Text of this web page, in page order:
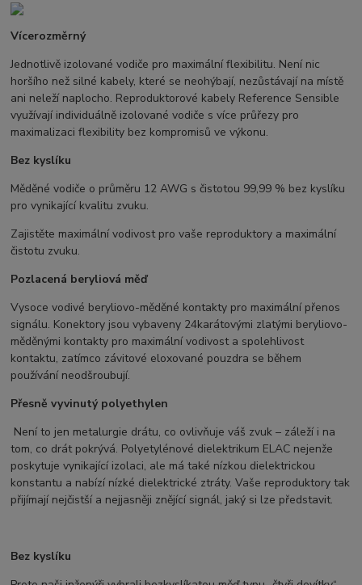
Vícerozměrný
Jednotlivě izolované vodiče pro maximální flexibilitu. Není nic
horšího než silné kabely, které se neohýbají, nezůstávají na místě
ani neleží naplocho. Reproduktorové kabely Reference Sensible
využívají individuálně izolované vodiče s více průřezy pro
maximalizaci flexibility bez kompromisů ve výkonu.
Bez kyslíku
Měděné vodiče o průměru 12 AWG s čistotou 99,99 % bez kyslíku
pro vynikající kvalitu zvuku.
Zajistěte maximální vodivost pro vaše reproduktory a maximální
čistotu zvuku.
Pozlacená beryliová měď
Vysoce vodivé beryliovo-měděné kontakty pro maximální přenos
signálu. Konektory jsou vybaveny 24karátovými zlatými beryliovo-
měděnými kontakty pro maximální vodivost a spolehlivost
kontaktu, zatímco závitové eloxované pouzdra se během
používání neodšroubují.
Přesně vyvinutý polyethylen
Není to jen metalurgie drátu, co ovlivňuje váš zvuk – záleží i na
tom, co drát pokrývá. Polyetylénové dielektrikum ELAC nejenže
poskytuje vynikající izolaci, ale má také nízkou dielektrickou
konstantu a nabízí nízké dielektrické ztráty. Vaše reproduktory tak
přijímají nejčistší a nejjasněji znějící signál, jaký si lze představit.
Bez kyslíku